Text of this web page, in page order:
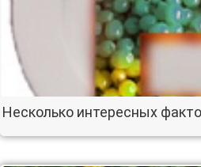
Несколько интересных